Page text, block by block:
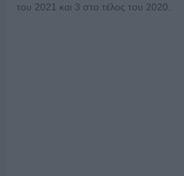
του 2021 και 3 στο τέλος του 2020.